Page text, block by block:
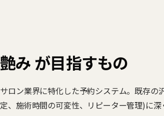
艶み が目指すもの
サロン業界に特化した予約システム。既存
定、施術時間の可変性、リピーター管理)に深